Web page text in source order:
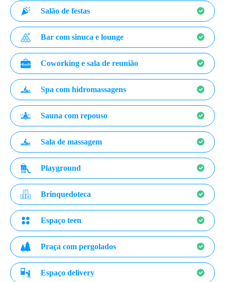
Salão de festas
Bar com sinuca e lounge
Coworking e sala de reunião
Spa com hidromassagens
Sauna com repouso
Sala de massagem
Playground
Brinquedoteca
Espaço teen
Praça com pergolados
Espaço delivery